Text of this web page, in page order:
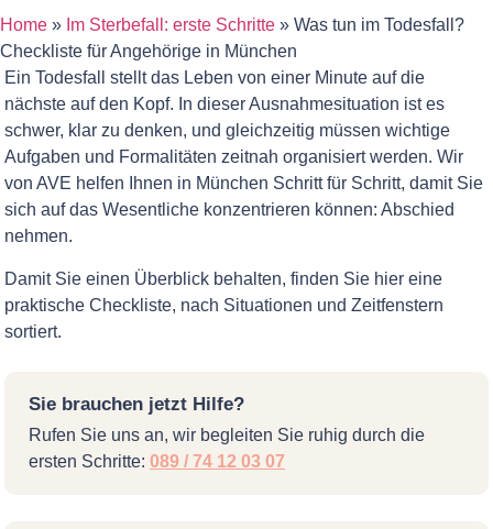
Home » Im Sterbefall: erste Schritte » Was tun im Todesfall?
Checkliste für Angehörige in München
Ein Todesfall stellt das Leben von einer Minute auf die
nächste auf den Kopf. In dieser Ausnahmesituation ist es
schwer, klar zu denken, und gleichzeitig müssen wichtige
Aufgaben und Formalitäten zeitnah organisiert werden. Wir
von AVE helfen Ihnen in München Schritt für Schritt, damit Sie
sich auf das Wesentliche konzentrieren können: Abschied
nehmen.
Damit Sie einen Überblick behalten, finden Sie hier eine
praktische Checkliste, nach Situationen und Zeitfenstern
sortiert.
Sie brauchen jetzt Hilfe?
Rufen Sie uns an, wir begleiten Sie ruhig durch die
ersten Schritte: 089 / 74 12 03 07